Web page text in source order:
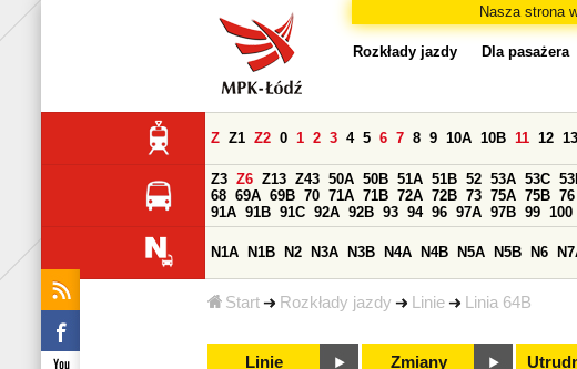
Nasza strona
Start Rozkłady jazdy Linie Linia 64B
Rozkłady jazdy Dla pasażera
Z Z1 Z2 0 1 2 3 4 5 6 7 8 9 10A 10B 11 12 13
Z3 Z6 Z13 Z43 50A 50B 51A 51B 52 53A 53C
68 69A 69B 70 71A 71B 72A 72B 73 75A 75B 76
91A 91B 91C 92A 92B 93 94 96 97A 97B 99 100
N1A N1B N2 N3A N3B N4A N4B N5A N5B N6
Linie Zmiany